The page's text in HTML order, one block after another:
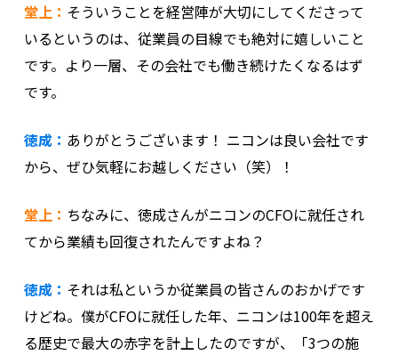
堂上： そういうことを経営陣が大切にしてくださって
いるというのは、従業員の目線でも絶対に嬉しいこと
です。より一層、その会社でも働き続けたくなるはず
です。
徳成： ありがとうございます！ ニコンは良い会社です
から、ぜひ気軽にお越しください（笑）！
堂上： ちなみに、徳成さんがニコンのCFOに就任され
てから業績も回復されたんですよね？
徳成： それは私というか従業員の皆さんのおかげです
けどね。僕がCFOに就任した年、ニコンは100年を超え
る歴史で最大の赤字を計上したのですが、「3つの施